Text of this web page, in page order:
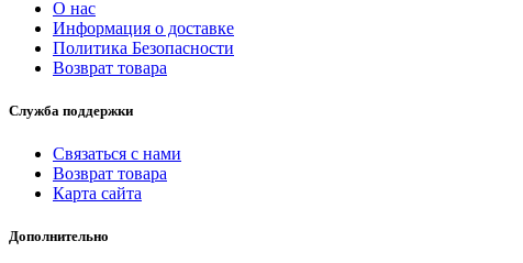
О нас
Информация о доставке
Политика Безопасности
Возврат товара
Служба поддержки
Связаться с нами
Возврат товара
Карта сайта
Дополнительно